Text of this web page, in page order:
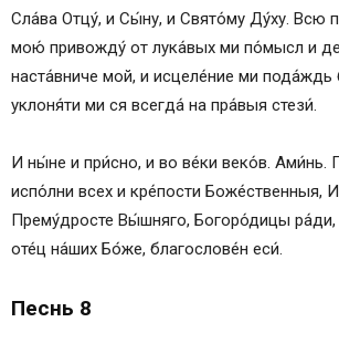
Сла́ва Отцу́, и Сы́ну, и Свято́му Ду́ху. Всю
мою́ привожду́ от лука́вых ми по́мысл и
наста́вниче мой, и исцеле́ние ми
уклоня́ти ми ся всегда́ на пра́выя стези́.
И ны́не и при́сно, и во ве́ки веко́в. Ами́нь.
испо́лни всех и кре́пости Боже́ственныя,
Прему́дросте Вы́шняго, Богоро́дицы
оте́ц на́ших Бо́же, благослове́н еси́.
Песнь 8